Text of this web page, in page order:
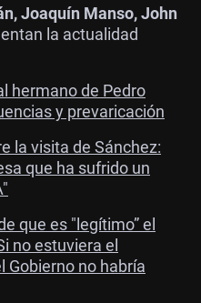
Joaquín Manso, John
la actualidad
hermano de Pedro
y prevaricación
la visita de Sánchez:
que ha sufrido un
que es "legítimo” el
no estuviera el
Gobierno no habría